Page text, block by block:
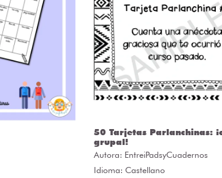
50 Tarjetas Parlanchinas:
grupal!
Autora: EntreiPadsyCuadernos
Idioma: Castellano